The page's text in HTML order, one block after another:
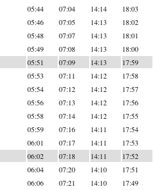
05:44 07:04 14:14 18:03
05:46 07:05 14:13 18:02
05:48 07:07 14:13 18:01
05:49 07:08 14:13 18:00
05:51 07:09 14:13 17:59
05:53 07:11 14:12 17:58
05:54 07:12 14:12 17:57
05:56 07:13 14:12 17:56
05:58 07:14 14:12 17:55
05:59 07:16 14:11 17:54
06:01 07:17 14:11 17:53
06:02 07:18 14:11 17:52
06:04 07:20 14:10 17:51
06:06 07:21 14:10 17:49